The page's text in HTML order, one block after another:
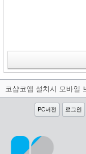
PC버전 로그인